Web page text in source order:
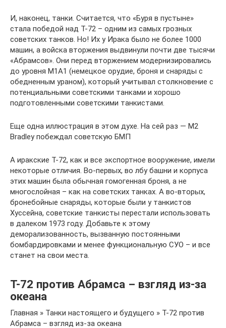
И, наконец, танки. Считается, что «Буря в пустыне»
стала победой над Т-72 – одним из самых грозных
советских танков. Но! Их у Ирака было не более 1000
машин, а войска вторжения выдвинули почти две тысячи
«Абрамсов». Они перед вторжением модернизировались
до уровня M1A1 (немецкое орудие, броня и снаряды с
обедненным ураном), который учитывал столкновение с
потенциальными советскими танками и хорошо
подготовленными советскими танкистами.
Еще одна иллюстрация в этом духе. На сей раз — M2
Bradley побеждал советскую БМП
А иракские Т-72, как и все экспортное вооружение, имели
некоторые отличия. Во-первых, во лбу башни и корпуса
этих машин была обычная гомогенная броня, а не
многослойная – как на советских танках. А во-вторых,
бронебойные снаряды, которые были у танкистов
Хуссейна, советские танкисты перестали использовать
в далеком 1973 году. Добавьте к этому
деморализованность, вызванную постоянными
бомбардировками и менее функциональную СУО – и все
станет на свои места.
Т-72 против Абрамса – взгляд из-за
океана
Главная » Танки настоящего и будущего » Т-72 против
Абрамса – взгляд из-за океана